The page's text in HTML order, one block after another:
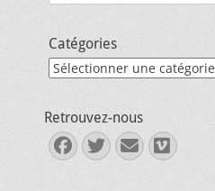
Catégories
Catégories
Retrouvez-nous
Facebook
Twitter
E-
mail
Vimeo